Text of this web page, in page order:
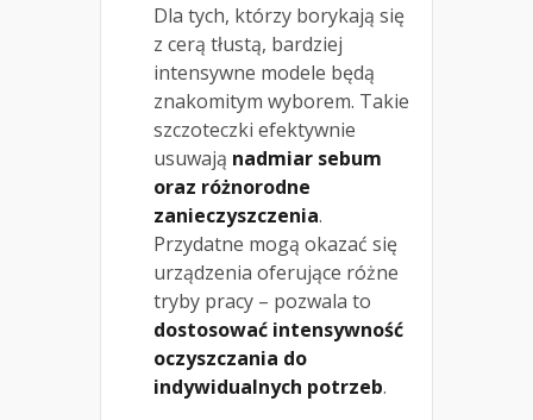
Dla tych, którzy borykają się
z cerą tłustą, bardziej
intensywne modele będą
znakomitym wyborem. Takie
szczoteczki efektywnie
usuwają nadmiar sebum
oraz różnorodne
zanieczyszczenia.
Przydatne mogą okazać się
urządzenia oferujące różne
tryby pracy – pozwala to
dostosować intensywność
oczyszczania do
indywidualnych potrzeb.